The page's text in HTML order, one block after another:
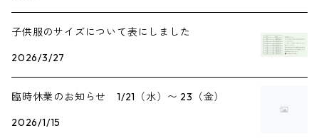
子供服のサイズについて表にしました
2026/3/27
臨時休業のお知らせ 1/21（水）〜 23（金）
2026/1/15